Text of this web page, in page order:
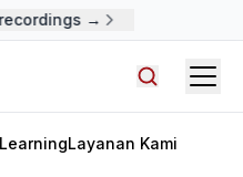
→
Layanan Kami